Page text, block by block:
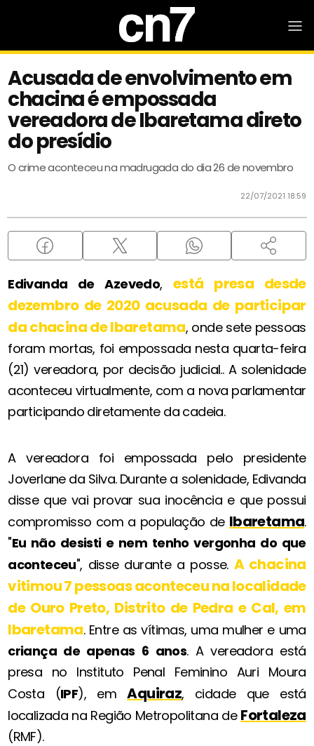
Acusada de envolvimento em
chacina é empossada
vereadora de Ibaretama direto
do presídio
O crime aconteceu na madrugada do dia 26 de novembro
22/07/2021 18:59
Edivanda de Azevedo,está presa desde
dezembro de 2020 acusada de participar
da chacina de Ibaretama, onde sete pessoas
foram mortas, foi empossada nesta quarta-feira
(21) vereadora, por decisão judicial.. A solenidade
aconteceu virtualmente, com a nova parlamentar
participando diretamente da cadeia.
A vereadora foi empossada pelo presidente
Joverlane da Silva. Durante a solenidade, Edivanda
disse que vai provar sua inocência e que possui
compromisso com a população de Ibaretama.
"Eu não desisti e nem tenho vergonha do que
aconteceu", disse durante a posse. A chacina
vitimou 7 pessoas aconteceu na localidade
de Ouro Preto, Distrito de Pedra e Cal, em
Ibaretama. Entre as vítimas, uma mulher e uma
criança de apenas 6 anos. A vereadora está
presa no Instituto Penal Feminino Auri Moura
Costa (IPF), emAquiraz, cidade que está
localizada na Região Metropolitana de Fortaleza
(RMF).